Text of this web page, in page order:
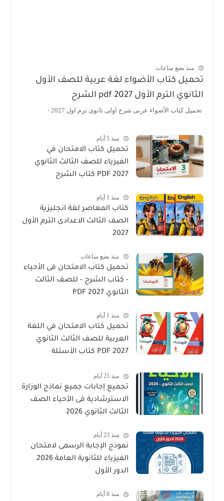
منذ بضع ساعات
تحميل كتاب الأضواء لغة عربية للصف الأول
الثانوي الترم الأول 2027 pdf الشرح
تحميل كتاب الأضواء عربى شرح اولى ثانوى ترم اول 2027 -
منذ 5 أيام
تحميل كتاب الامتحان في
الفيزياء للصف الثالث الثانوي
2027 PDF كتاب الشرح
منذ 1 أيام
كتاب المعاصر لغة انجليزية
الصف الثالث الاعدادى الترم الأول
2027
منذ بضع ساعات
تحميل كتاب الامتحان فى الأحياء
- كتاب الشرح - للصف الثالث
الثانوي 2027 PDF
منذ 1 أيام
تحميل كتاب الامتحان في اللغة
العربية للصف الثالث الثانوي
2027 PDF كتاب الأسئلة
منذ 25 أيام
تجميع إجابات جميع نماذج الوزارة
الاسترشادية فى الأحياء الصف
الثالث الثانوي 2026
منذ 23 أيام
نموذج الإجابة الرسمى لامتحان
الفيزياء للثانوية العامة 2026
الدور الأول
منذ 8 أيام